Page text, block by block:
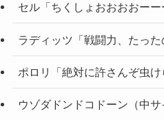
セル「ちくしょおおおおーー
ラディッツ「戦闘力、たった
ポロリ「絶対に許さんぞ虫け
ウゾダドンドコドーン（中サ